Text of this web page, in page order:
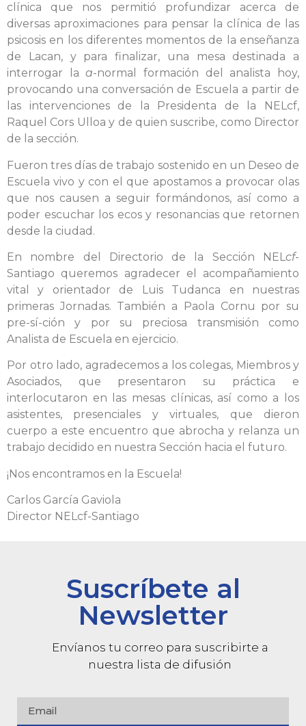
clínica que nos permitió profundizar acerca de
diversas aproximaciones para pensar la clínica de las
psicosis en los diferentes momentos de la enseñanza
de Lacan, y para finalizar, una mesa destinada a
interrogar laa-normal formación del analista hoy,
provocando una conversación de Escuela a partir de
las intervenciones de la Presidenta de la NELcf,
Raquel Cors Ulloa y de quien suscribe, como Director
de la sección.
Fueron tres días de trabajo sostenido en un Deseo de
Escuela vivo y con el que apostamos a provocar olas
que nos causen a seguir formándonos, así como a
poder escuchar los ecos y resonancias que retornen
desde la ciudad.
En nombre del Directorio de la Sección NELcf-
Santiago queremos agradecer el acompañamiento
vital y orientador de Luis Tudanca en nuestras
primeras Jornadas. También a Paola Cornu por su
pre-sí-ción y por su preciosa transmisión como
Analista de Escuela en ejercicio.
Por otro lado, agradecemos a los colegas, Miembros y
Asociados, que presentaron su práctica e
interlocutaron en las mesas clínicas, así como a los
asistentes, presenciales y virtuales, que dieron
cuerpo a este encuentro que abrocha y relanza un
trabajo decidido en nuestra Sección hacia el futuro.
¡Nos encontramos en la Escuela!
Carlos García Gaviola
Director NELcf-Santiago
Suscríbete al
Newsletter
Envíanos tu correo para suscribirte a
nuestra lista de difusión